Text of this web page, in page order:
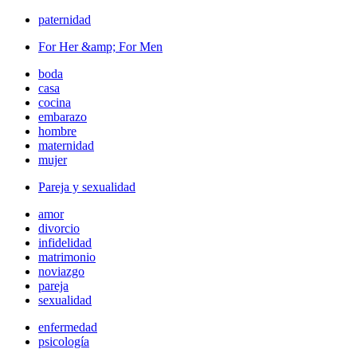
paternidad
For Her &amp; For Men
boda
casa
cocina
embarazo
hombre
maternidad
mujer
Pareja y sexualidad
amor
divorcio
infidelidad
matrimonio
noviazgo
pareja
sexualidad
enfermedad
psicología